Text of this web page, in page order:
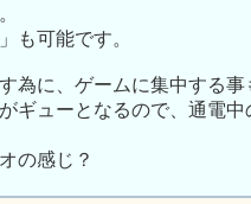
も可能です。
為に、ゲームに集中する事
ギューとなるので、通電中
の感じ？